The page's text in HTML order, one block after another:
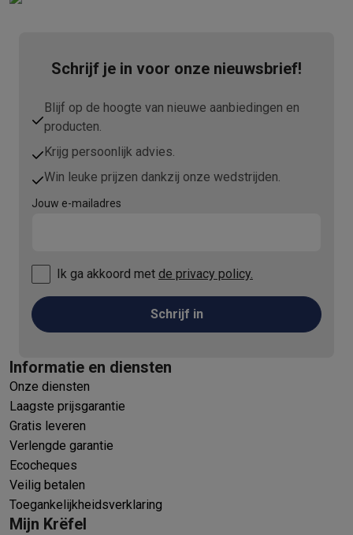
Schrijf je in voor onze nieuwsbrief!
Blijf op de hoogte van nieuwe aanbiedingen en
producten.
Krijg persoonlijk advies.
Win leuke prijzen dankzij onze wedstrijden.
Jouw e-mailadres
Ik ga akkoord met de privacy policy.
Schrijf in
Informatie en diensten
Onze diensten
Laagste prijsgarantie
Gratis leveren
Verlengde garantie
Ecocheques
Veilig betalen
Toegankelijkheidsverklaring
Mijn Krëfel